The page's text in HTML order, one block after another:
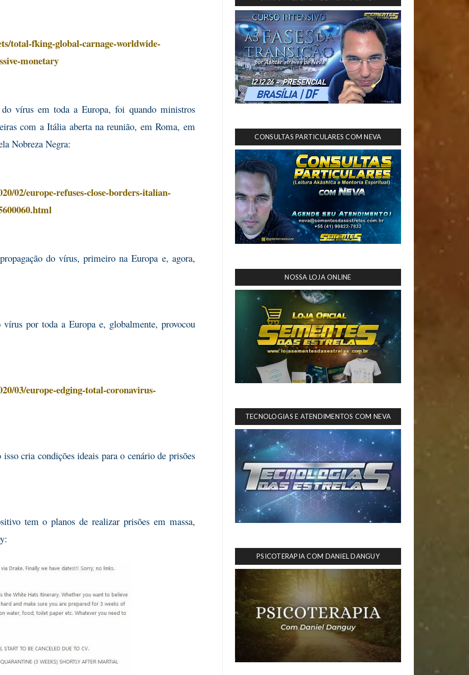
total-fking-global-carnage-worldwide-
monetary
vírus em toda a Europa, foi quando ministros
com a Itália aberta na reunião, em Roma, em
Nobreza Negra:
02/europe-refuses-close-borders-italian-
do vírus, primeiro na Europa e, agora,
por toda a Europa e, globalmente, provocou
03/europe-edging-total-coronavirus-
cria condições ideais para o cenário de prisões
tem o planos de realizar prisões em massa,
CONSULTAS PARTICULARES COM NEVA
NOSSA LOJA ONLINE
TECNOLOGIAS E ATENDIMENTOS COM NEVA
PSICOTERAPIA COM DANIEL DANGUY